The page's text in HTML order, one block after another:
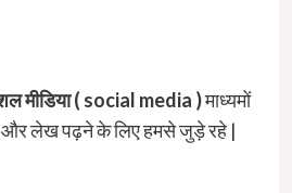
मीडिया ( social media )माध्यमों
और लेख पढ़ने के लिए हमसे जुड़े रहे |